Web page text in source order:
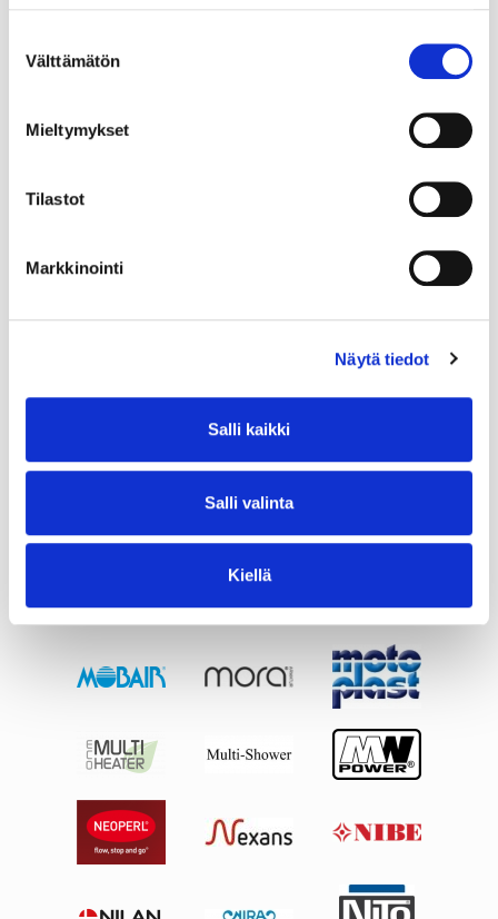
valinta
Välttämätön
Mieltymykset
Tilastot
Markkinointi
Näytä tiedot
Salli kaikki
Salli valinta
Kiellä